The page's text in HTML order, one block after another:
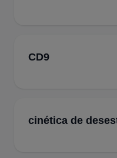
CD9
cinética de